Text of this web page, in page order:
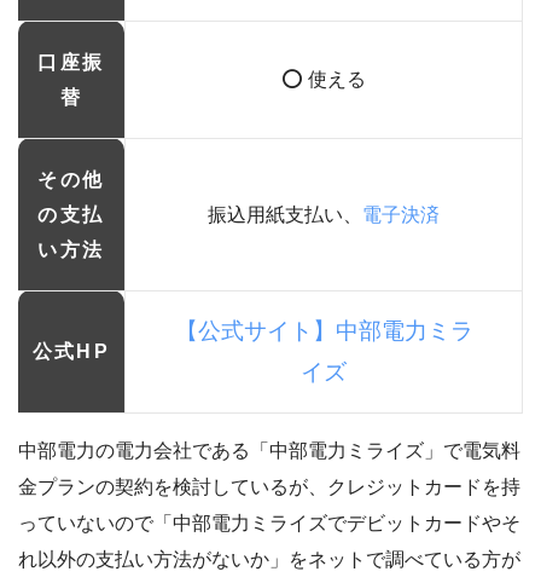
口座振
替
⭕ 使える
その他
の支払
い方法
振込用紙支払い、 電子決済
公式HP
【公式サイト】中部電力ミラ
イズ
中部電力の電力会社である「中部電力ミライズ」で電気料
金プランの契約を検討しているが、クレジットカードを持
っていないので「中部電力ミライズでデビットカードやそ
れ以外の支払い方法がないか」をネットで調べている方が